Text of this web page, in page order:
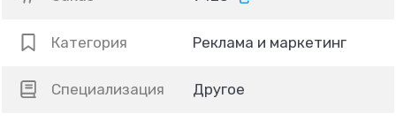
Категория Реклама и маркетинг
Специализация Другое